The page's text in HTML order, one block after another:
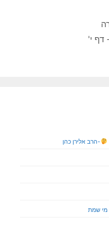
דף י'
-הרב אלירן כהן
מי שמת